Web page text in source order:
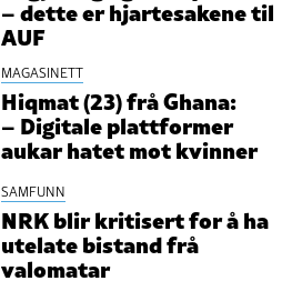
– dette er hjartesakene til
AUF
MAGASINETT
Hiqmat (23) frå Ghana:
– Digitale plattformer
aukar hatet mot kvinner
SAMFUNN
NRK blir kritisert for å ha
utelate bistand frå
valomatar